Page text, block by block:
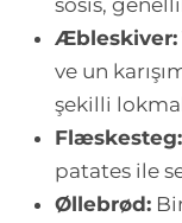
Æbleskiver:
ve un
şekilli
Flæskesteg:
patates ile
Øllebrød: